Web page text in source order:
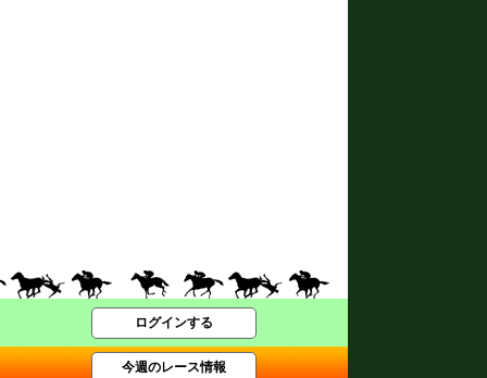
ログインする
今週のレース情報